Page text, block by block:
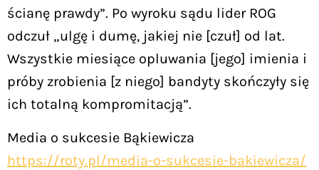
ścianę prawdy”. Po wyroku sądu lider ROG
odczuł „ulgę i dumę, jakiej nie [czuł] od lat.
Wszystkie miesiące opluwania [jego] imienia i
próby zrobienia [z niego] bandyty skończyły się
ich totalną kompromitacją”.
Media o sukcesie Bąkiewicza
https://roty.pl/media-o-sukcesie-bakiewicza/